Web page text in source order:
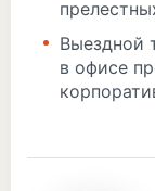
Выездной
в офисе